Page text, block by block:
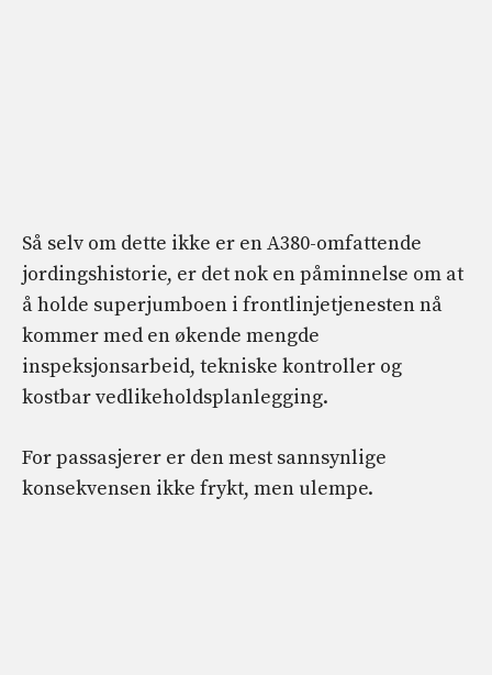
Så selv om dette ikke er en A380-omfattende
jordingshistorie, er det nok en påminnelse om at
å holde superjumboen i frontlinjetjenesten nå
kommer med en økende mengde
inspeksjonsarbeid, tekniske kontroller og
kostbar vedlikeholdsplanlegging.
For passasjerer er den mest sannsynlige
konsekvensen ikke frykt, men ulempe.